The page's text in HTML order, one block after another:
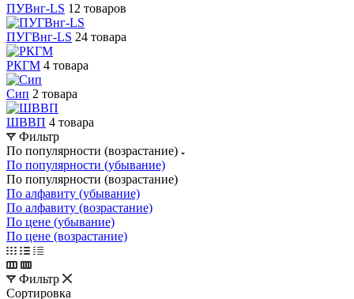
ПУВнг-LS 12 товаров
ПУГВнг-LS 24 товара
РКГМ 4 товара
Сип 2 товара
ШВВП 4 товара
Фильтр
По популярности (возрастание)
По популярности (убывание)
По популярности (возрастание)
По алфавиту (убывание)
По алфавиту (возрастание)
По цене (убывание)
По цене (возрастание)
Фильтр
Сортировка